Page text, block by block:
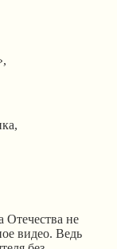
Отечества не
видео. Ведь